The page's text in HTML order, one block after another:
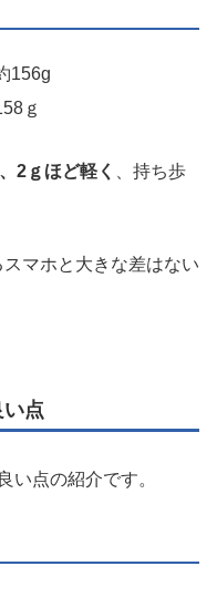
156g
ｇ
2 ｇほど軽く
、持ち歩
マホと大きな差はない
点
い点の紹介です。